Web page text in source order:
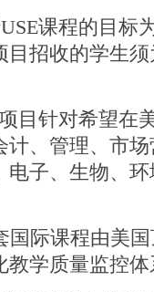
课程的目标
目招收的学生
目针对希望在
、管理、市
子、生物、
国际课程由美
学质量监控